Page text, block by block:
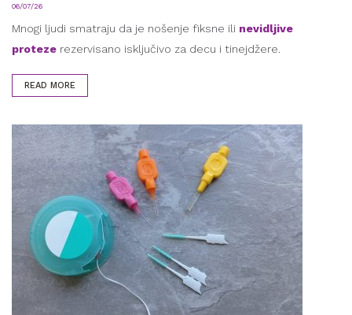
06/07/26
Mnogi ljudi smatraju da je nošenje fiksne ili nevidljive
proteze rezervisano isključivo za decu i tinejdžere.
READ MORE